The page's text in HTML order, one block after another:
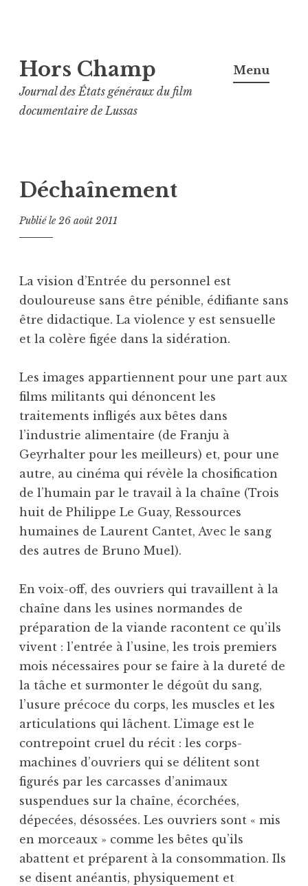
au
contenu
principal
Hors Champ
Journal des États généraux du film
documentaire de Lussas
Menu
Déchaînement
Publié le26 août 2011
La vision d’Entrée du personnel est
douloureuse sans être pénible, édifiante sans
être didactique. La violence y est sensuelle
et la colère figée dans la sidération.
Les images appartiennent pour une part aux
films militants qui dénoncent les
traitements infligés aux bêtes dans
l’industrie alimentaire (de Franju à
Geyrhalter pour les meilleurs) et, pour une
autre, au cinéma qui révèle la chosification
de l’humain par le travail à la chaîne (Trois
huit de Philippe Le Guay, Ressources
humaines de Laurent Cantet, Avec le sang
des autres de Bruno Muel).
En voix-off, des ouvriers qui travaillent à la
chaîne dans les usines normandes de
préparation de la viande racontent ce qu’ils
vivent : l’entrée à l’usine, les trois premiers
mois nécessaires pour se faire à la dureté de
la tâche et surmonter le dégoût du sang,
l’usure précoce du corps, les muscles et les
articulations qui lâchent. L’image est le
contrepoint cruel du récit : les corps-
machines d’ouvriers qui se délitent sont
figurés par les carcasses d’animaux
suspendues sur la chaîne, écorchées,
dépecées, désossées. Les ouvriers sont « mis
en morceaux » comme les bêtes qu’ils
abattent et préparent à la consommation. Ils
se disent anéantis, physiquement et